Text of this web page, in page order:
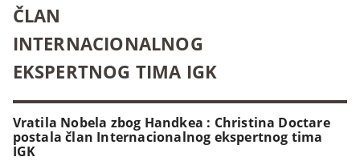
ČLAN
INTERNACIONALNOG
EKSPERTNOG TIMA IGK
Vratila Nobela zbog Handkea : Christina Doctare
postala član Internacionalnog ekspertnog tima
IGK